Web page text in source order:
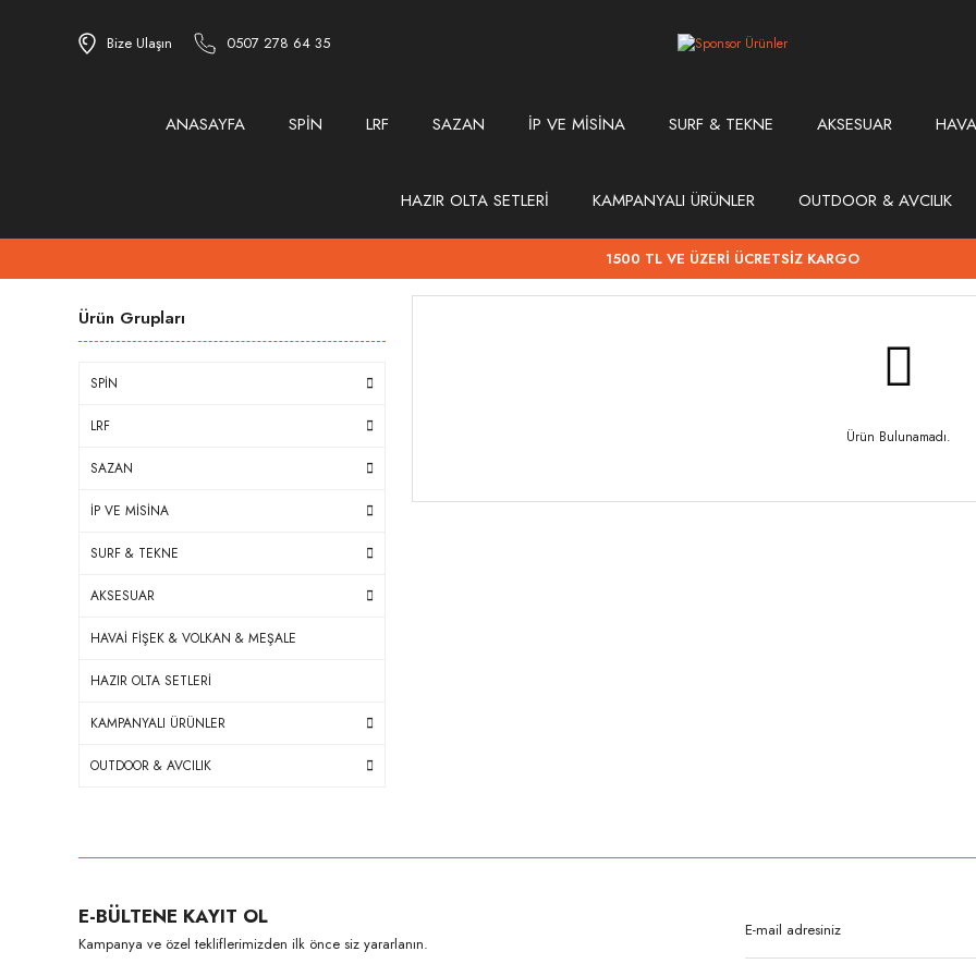
Bize Ulaşın 0507 278 64 35
ANASAYFA SPİN LRF SAZAN İP VE MİSİNA SURF & TEKNE AKSESUAR
HAZIR OLTA SETLERİ KAMPANYALI ÜRÜNLER OUTDOOR & AVCILIK
1500 TL VE ÜZERİ ÜCRETSİZ KARGO
Ürün Grupları
SPİN
LRF
SAZAN
İP VE MİSİNA
SURF & TEKNE
AKSESUAR
HAVAİ FİŞEK & VOLKAN & MEŞALE
HAZIR OLTA SETLERİ
KAMPANYALI ÜRÜNLER
OUTDOOR & AVCILIK
Ürün Bulunamadı.
E-BÜLTENE KAYIT OL
Kampanya ve özel tekliflerimizden ilk önce siz yararlanın.